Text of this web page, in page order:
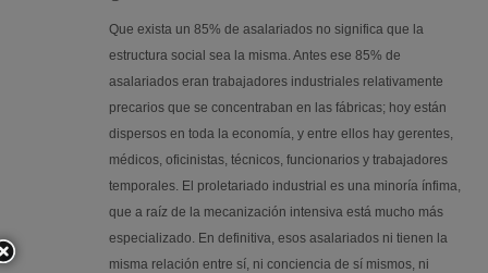
Que exista un 85% de asalariados no significa que la
estructura social sea la misma. Antes ese 85% de
asalariados eran trabajadores industriales relativamente
precarios que se concentraban en las fábricas; hoy están
dispersos en toda la economía, y entre ellos hay gerentes,
médicos, oficinistas, técnicos, funcionarios y trabajadores
temporales. El proletariado industrial es una minoría ínfima,
que a raíz de la mecanización intensiva está mucho más
especializado. En definitiva, esos asalariados ni tienen la
misma relación entre sí, ni conciencia de sí mismos, ni